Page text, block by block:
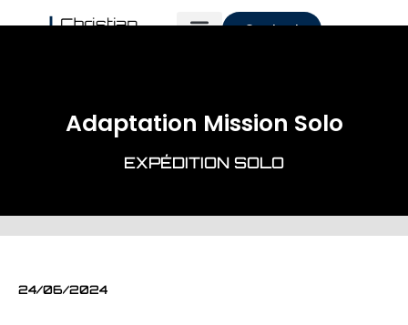
Contact
Adaptation Mission Solo
EXPÉDITION SOLO
24/06/2024